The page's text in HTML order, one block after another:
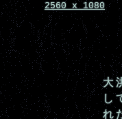
2560 x 1080
大
し
れ